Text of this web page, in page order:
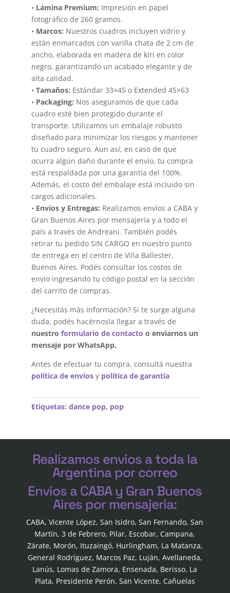
• Lámina Premium: Impresión en papel
fotográfico de 260 gramos.
• Marcos: Nuestros cuadros incluyen vidrio y
están enmarcados con varilla chata de 2 cm de
ancho, elaborada en madera de kiri en color
negro, garantizando un acabado elegante y de
alta calidad.
• Tamaños: Estándar 33×45 o Extended 45×63
• Packaging: Nos aseguramos de que cada
cuadro esté bien protegido durante el
transporte. Utilizamos un embalaje robusto
diseñado para minimizar los riesgos y mantener
tu cuadro seguro. Aun así, en caso de que
ocurra algún daño durante el envío, tu compra
está respaldada por una garantía del 100%.
Además, el costo del embalaje está incluido sin
cargos adicionales.
• Envíos y Entregas: Realizamos envíos a CABA y
Gran Buenos Aires por mensajería y a todo el
país a través de Andreani. También podés
retirar tu pedido SIN CARGO en nuestro punto
de entrega en el centro de Villa Ballester,
Buenos Aires. Podés consultar los costos de
envío ingresando tu código postal en la sección
del carrito de compras.
¿Necesitás más información? Si te surge alguna
duda, podés hacérnosla llegar a través de
nuestro formulario de contacto o enviarnos un
mensaje por WhatsApp.
Antes de efectuar tu compra, consultá nuestra
política de envíosy política de garantía
Etiquetas: dance pop, pop
Realizamos envios a toda la
Argentina por correo
Envios a CABA y Gran Buenos
Aires por mensajeria:
CABA, Vicente López, San Isidro, San Fernando, San
Martín, 3 de Febrero, Pilar, Escobar, Campana,
Zárate, Morón, Ituzaingó, Hurlingham, La Matanza,
General Rodríguez, Marcos Paz, Luján, Avellaneda,
Lanús, Lomas de Zamora, Ensenada, Berisso, La
Plata, Presidente Perón, San Vicente, Cañuelas